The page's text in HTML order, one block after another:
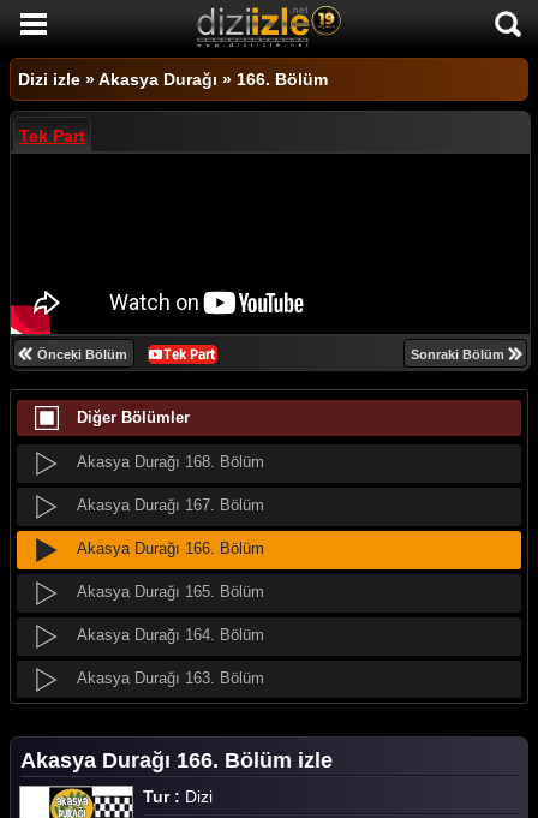
DİZİ İZLE
AKTİF DİZİLER
SON EKLENEN DİZİLER
KOMEDİ
DUYGUSAL
TARİHİ
TV SHOW
GENÇLİK
DİZİ HABERLERİ
Dizi izle »Akasya Durağı » 166. Bölüm
Tek Part
Önceki Bölüm Sonraki Bölüm
Diğer Bölümler
Akasya Durağı 172. Bölüm
Akasya Durağı 171. Bölüm
Akasya Durağı 170. Bölüm
Akasya Durağı 169. Bölüm
Akasya Durağı 168. Bölüm
Akasya Durağı 167. Bölüm
Akasya Durağı 166. Bölüm
Akasya Durağı 165. Bölüm
Akasya Durağı 164. Bölüm
Akasya Durağı 163. Bölüm
Akasya Durağı 161. Bölüm
Akasya Durağı 160. Bölüm
Akasya Durağı 166. Bölüm izle
Tur : Dizi